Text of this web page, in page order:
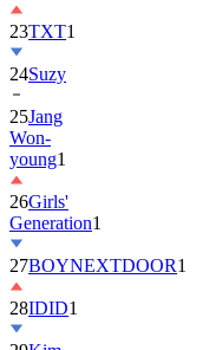
24Suzy
25Jang
Won-
young1
26Girls'
Generation
27BOYNEXTDOOR
28IDID1
29Kim
Hye-